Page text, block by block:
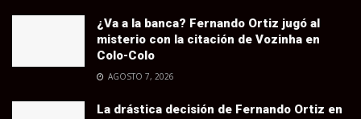
¿Va a la banca? Fernando Ortiz jugó al
misterio con la citación de Vozinha en
Colo-Colo
AGOSTO 7, 2026
La drástica decisión de Fernando Ortiz en